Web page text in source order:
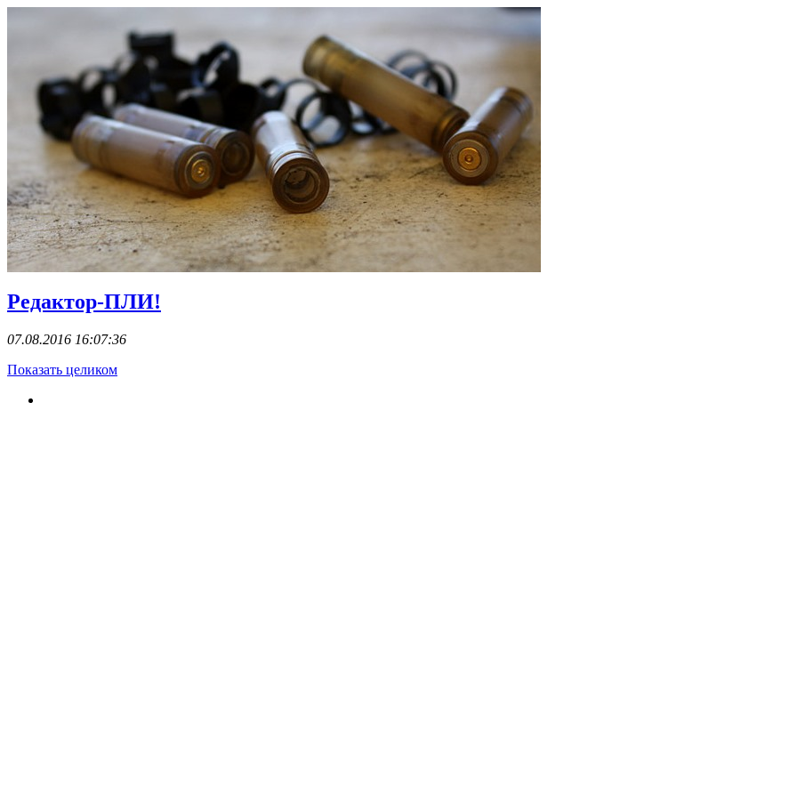
Редактор-ПЛИ!
07.08.2016 16:07:36
Показать целиком